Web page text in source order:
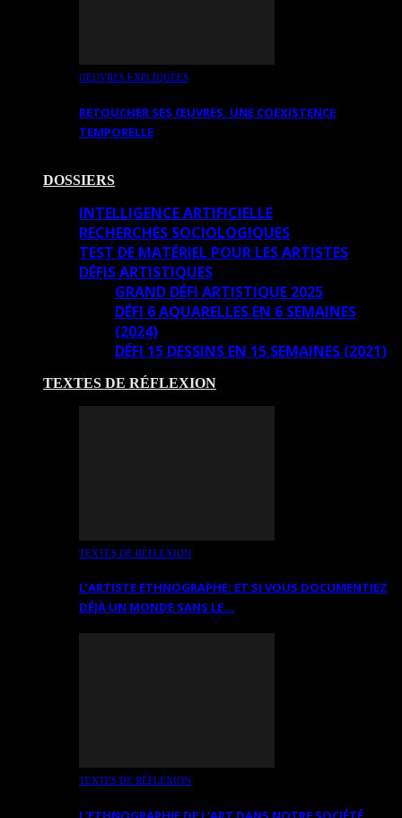
OEUVRES EXPLIQUÉES
RETOUCHER SES ŒUVRES. UNE COEXISTENCE
TEMPORELLE
DOSSIERS
INTELLIGENCE ARTIFICIELLE
RECHERCHES SOCIOLOGIQUES
TEST DE MATÉRIEL POUR LES ARTISTES
DÉFIS ARTISTIQUES
GRAND DÉFI ARTISTIQUE 2025
DÉFI 6 AQUARELLES EN 6 SEMAINES
(2024)
DÉFI 15 DESSINS EN 15 SEMAINES (2021)
TEXTES DE RÉFLEXION
TEXTES DE RÉFLEXION
L’ARTISTE ETHNOGRAPHE: ET SI VOUS DOCUMENTIEZ
DÉJÀ UN MONDE SANS LE…
TEXTES DE RÉFLEXION